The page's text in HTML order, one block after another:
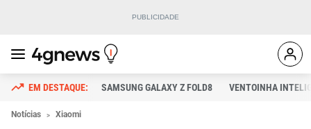
SAMSUNG GALAXY Z FOLD8 VENTOINHA
Notícias Xiaomi